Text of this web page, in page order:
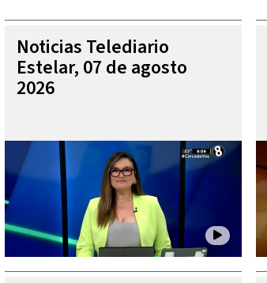
Noticias Telediario
Estelar, 07 de agosto
2026